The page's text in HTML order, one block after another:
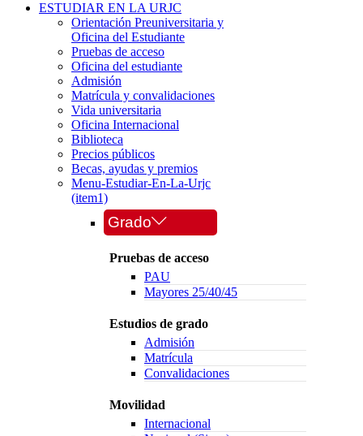
ESTUDIAR EN LA URJC
Orientación Preuniversitaria y
Oficina del Estudiante
Pruebas de acceso
Oficina del estudiante
Admisión
Matrícula y convalidaciones
Vida universitaria
Oficina Internacional
Biblioteca
Precios públicos
Becas, ayudas y premios
Menu-Estudiar-En-La-Urjc
(item1)
Grado
Pruebas de acceso
PAU
Mayores 25/40/45
Estudios de grado
Admisión
Matrícula
Convalidaciones
Movilidad
Internacional